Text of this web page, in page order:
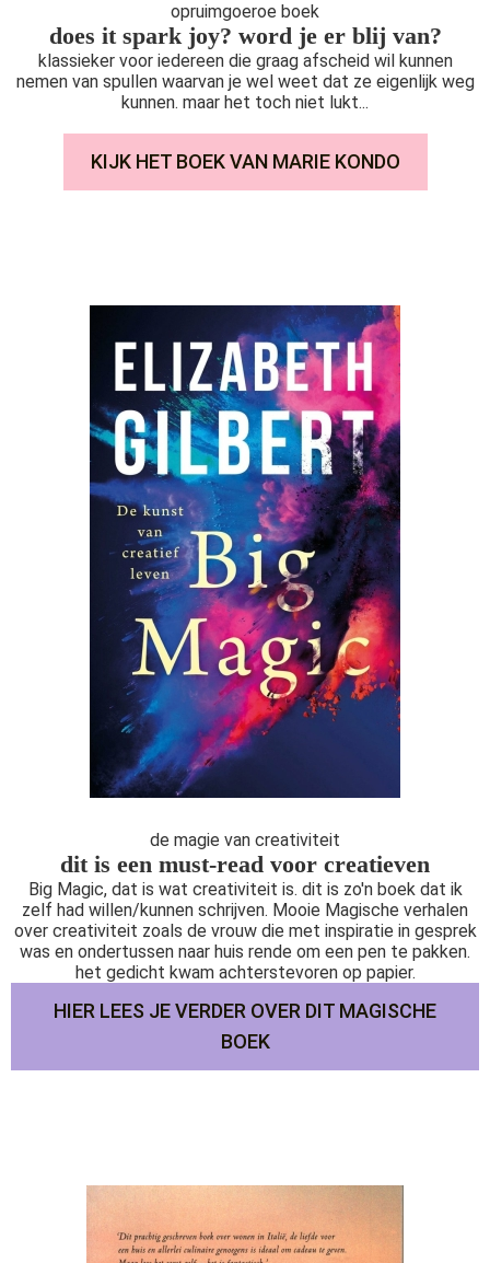
opruimgoeroe boek
does it spark joy? word je er blij van?
klassieker voor iedereen die graag afscheid wil kunnen
nemen van spullen waarvan je wel weet dat ze eigenlijk weg
kunnen. maar het toch niet lukt...
KIJK HET BOEK VAN MARIE KONDO
de magie van creativiteit
dit is een must-read voor creatieven
Big Magic, dat is wat creativiteit is. dit is zo'n boek dat ik
zelf had willen/kunnen schrijven. Mooie Magische verhalen
over creativiteit zoals de vrouw die met inspiratie in gesprek
was en ondertussen naar huis rende om een pen te pakken.
het gedicht kwam achterstevoren op papier.
HIER LEES JE VERDER OVER DIT MAGISCHE
BOEK